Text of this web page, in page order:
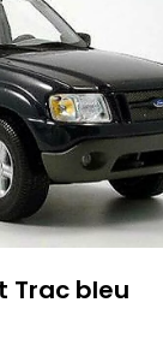
Trac bleu